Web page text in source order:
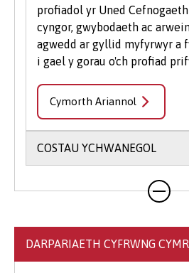
profiadol yr Uned
cyngor, gwybodaeth ac
agwedd ar gyllid myfyrwyr a
i gael y gorau o'ch profiad
Cymorth Ariannol
COSTAU YCHWANEGOL
Mae'n debygol y bydd eich
costau ychwanegol nad ydynt
DARPARIAETH CYFRWNG